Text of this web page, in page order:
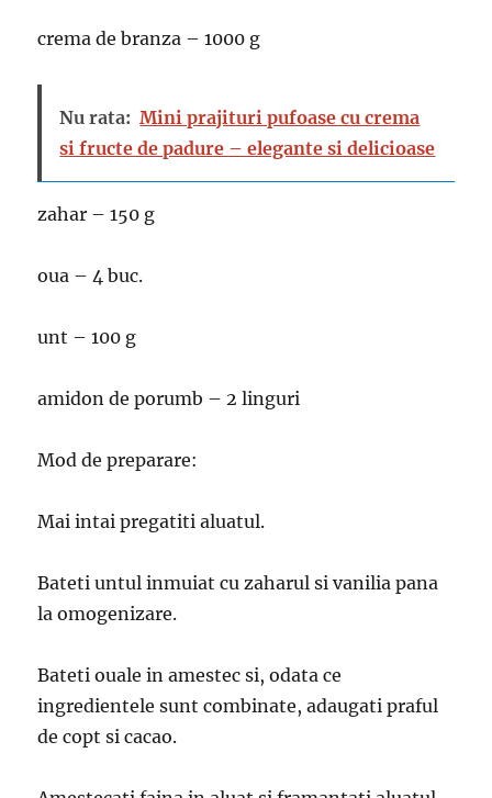
crema de branza – 1000 g
Nu rata: Mini prajituri pufoase cu crema
si fructe de padure – elegante si delicioase
zahar – 150 g
oua – 4 buc.
unt – 100 g
amidon de porumb – 2 linguri
Mod de preparare:
Mai intai pregatiti aluatul.
Bateti untul inmuiat cu zaharul si vanilia pana
la omogenizare.
Bateti ouale in amestec si, odata ce
ingredientele sunt combinate, adaugati praful
de copt si cacao.